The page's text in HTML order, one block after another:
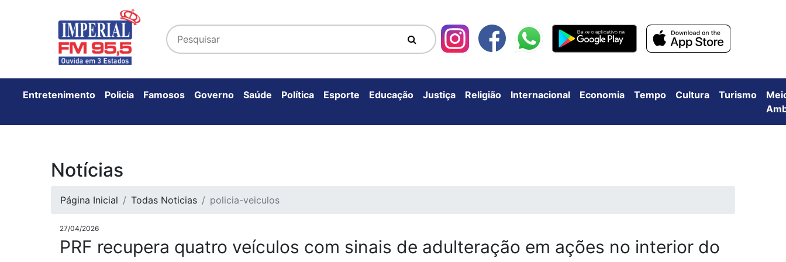
Entretenimento Policia Famosos Governo Saúde Política Esporte Educação Justiça Religião Internacional Economia Tempo Cultura Turismo
Notícias
Página Inicial Todas Noticias policia-veiculos
27/04/2026
PRF recupera quatro veículos com sinais de adulteração em ações no interior do